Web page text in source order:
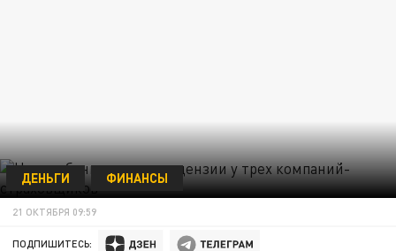
ДЕНЬГИ ФИНАНСЫ
21 ОКТЯБРЯ 09:59
ПОДПИШИТЕСЬ: